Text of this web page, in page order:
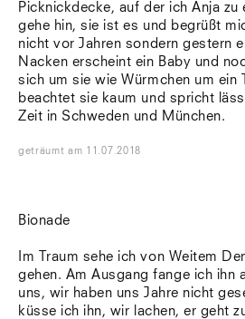
Picknickdecke, auf der ich Anja zu
gehe hin, sie ist es und begrüßt
nicht vor Jahren sondern gestern
Nacken erscheint ein Baby und
sich um sie wie Würmchen um ein
beachtet sie kaum und spricht
Zeit in Schweden und München.
geträumt am 11.07.2018
Bionade
Im Traum sehe ich von Weitem
gehen. Am Ausgang fange ich ihn
uns, wir haben uns Jahre nicht
küsse ich ihn, wir lachen, er geht